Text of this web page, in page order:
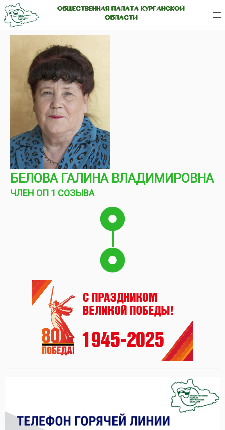
ОБЩЕСТВЕННАЯ ПАЛАТА КУРГАНСКОЙ
ОБЛАСТИ
БЕЛОВА ГАЛИНА ВЛАДИМИРОВНА
ЧЛЕН ОП 1 СОЗЫВА